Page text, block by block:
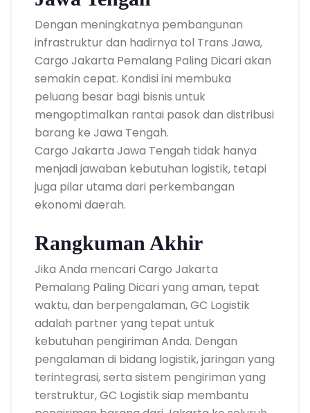
Dengan meningkatnya pembangunan
infrastruktur dan hadirnya tol Trans Jawa,
Cargo Jakarta Pemalang Paling Dicari akan
semakin cepat. Kondisi ini membuka
peluang besar bagi bisnis untuk
mengoptimalkan rantai pasok dan distribusi
barang ke Jawa Tengah.
Cargo Jakarta Jawa Tengah tidak hanya
menjadi jawaban kebutuhan logistik, tetapi
juga pilar utama dari perkembangan
ekonomi daerah.
Rangkuman Akhir
Jika Anda mencari Cargo Jakarta
Pemalang Paling Dicari yang aman, tepat
waktu, dan berpengalaman, GC Logistik
adalah partner yang tepat untuk
kebutuhan pengiriman Anda. Dengan
pengalaman di bidang logistik, jaringan yang
terintegrasi, serta sistem pengiriman yang
terstruktur, GC Logistik siap membantu